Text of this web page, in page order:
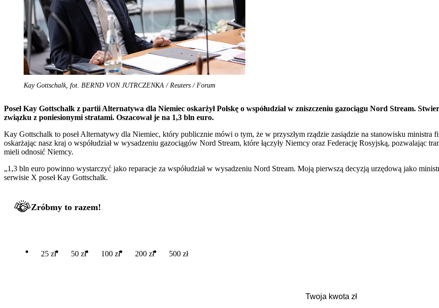
Kay Gottschalk, fot. BERND VON JUTRCZENKA / Reuters / Forum
Poseł Kay Gottschalk z partii Alternatywa dla Niemiec oskarżył Polskę o współudział w zniszczeniu gazociągu Nord Stream.
związku z poniesionymi stratami. Oszacował je na 1,3 bln euro.
Kay Gottschalk to poseł Alternatywy dla Niemiec, który publicznie mówi o tym, że w przyszłym rządzie zasiądzie na stanowisku ministra
oskarżając nasz kraj o współudział w wysadzeniu gazociągów Nord Stream, które łączyły Niemcy oraz Federację Rosyjską, pozwalając
mieli odnosić Niemcy.
„1,3 bln euro powinno wystarczyć jako reparacje za współudział w wysadzeniu Nord Stream. Moją pierwszą decyzją urzędową jako
serwisie X poseł Kay Gottschalk.
Zróbmy to razem!
25 zł 50 zł 100 zł 200 zł 500 zł